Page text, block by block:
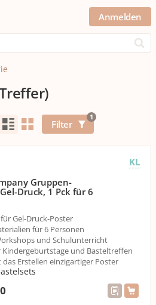
Anmelden
1
Filter
KL
Gruppen-
Druck, 1 Pck für 6
Gel-Druck-Poster
für 6 Personen
und Schulunterricht
Kindergeburtstage und Basteltreffen
das Erstellen einzigartiger Poster